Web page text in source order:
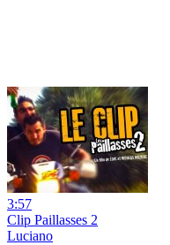
3:57
Clip Paillasses 2
Luciano